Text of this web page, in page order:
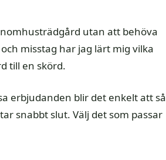
utan att behöva
misstag har jag lärt mig vilka
till en skörd.
erbjudanden blir det enkelt att så
snabbt slut. Välj det som passar